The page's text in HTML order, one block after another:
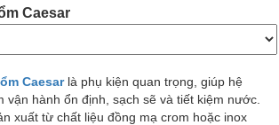
Caesar
Caesarlà phụ kiện quan trọng, giúp hệ
vận hành ổn định, sạch sẽ và tiết kiệm nước.
xuất từ chất liệu đồng mạ crom hoặc inox